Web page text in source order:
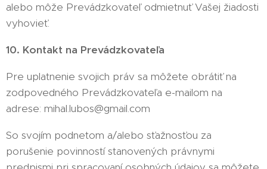
alebo môže Prevádzkovateľ odmietnuť Vašej žiadosti
vyhovieť.
10. Kontakt na Prevádzkovateľa
Pre uplatnenie svojich práv sa môžete obrátiť na
zodpovedného Prevádzkovateľa e-mailom na
adrese: mihal.lubos@gmail.com
So svojím podnetom a/alebo sťažnosťou za
porušenie povinností stanovených právnymi